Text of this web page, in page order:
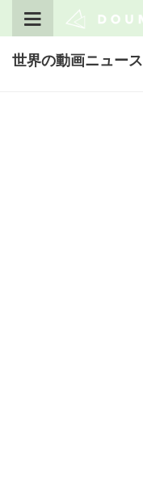
世界の動画ニュース